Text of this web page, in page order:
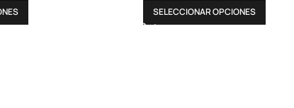
SELECCIONAR OPCIONES